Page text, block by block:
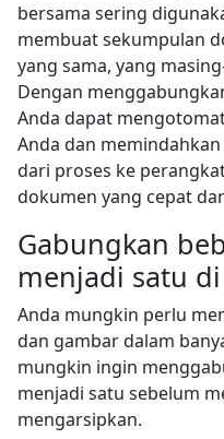
bersama sering
membuat sekumpulan
yang sama, yang
Dengan
Anda dapat
Anda dan
dari proses ke
dokumen yang cepat
Gabungkan
menjadi satu di
Anda mungkin perlu
dan gambar dalam
mungkin ingin
menjadi satu sebelum
mengarsipkan.